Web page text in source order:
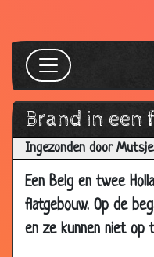
Brand in een
Ingezonden door Mutsje
Een Belg en twee
flatgebouw. Op de
en ze kunnen niet op
2009
13 May
2009
12 May
2009
Vliegende
11 May
Dangeroe
07 May
Bierkaartje